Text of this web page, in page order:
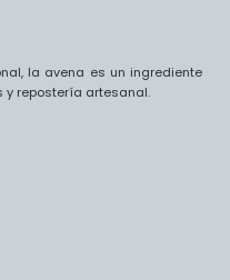
la avena es un ingrediente
y repostería artesanal.